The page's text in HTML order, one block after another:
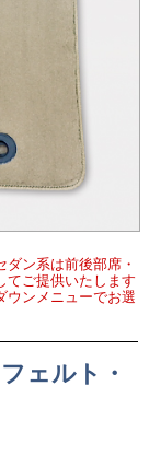
ダン系は前後部席・
てご提供いたします
ウンメニューでお選
ェルト・